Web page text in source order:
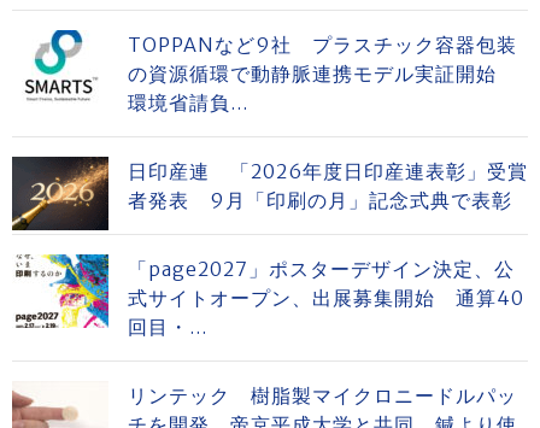
TOPPANなど9社 プラスチック容器包装
の資源循環で動静脈連携モデル実証開始
環境省請負...
日印産連 「2026年度日印産連表彰」受賞
者発表 9月「印刷の月」記念式典で表彰
「page2027」ポスターデザイン決定、公
式サイトオープン、出展募集開始 通算40
回目・...
リンテック 樹脂製マイクロニードルパッ